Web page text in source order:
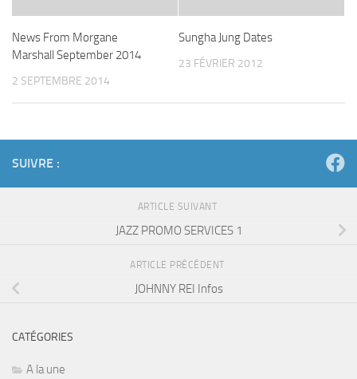
News From Morgane
Marshall September 2014
2 SEPTEMBRE 2014
Sungha Jung Dates
23 FÉVRIER 2012
SUIVRE :
ARTICLE SUIVANT
JAZZ PROMO SERVICES 1
ARTICLE PRÉCÉDENT
JOHNNY REI Infos
CATÉGORIES
A la une